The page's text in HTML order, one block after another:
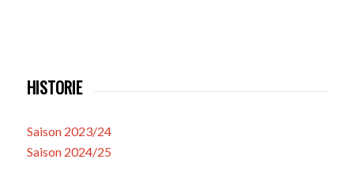
HISTORIE
Saison 2023/24
Saison 2024/25